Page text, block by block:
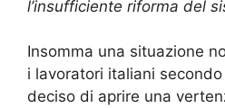
l’insufficiente riforma del
Insomma una situazione
i lavoratori italiani secondo
deciso di aprire una